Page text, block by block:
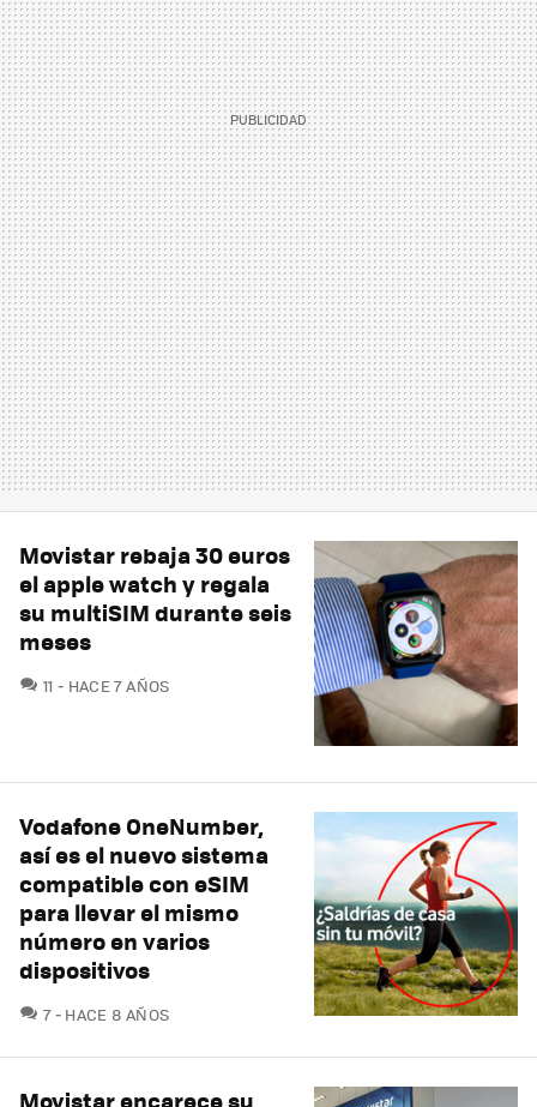
Movistar rebaja 30 euros
el apple watch y regala
su multiSIM durante seis
meses
11 COMENTARIOS
HACE 7 AÑOS
Vodafone OneNumber,
así es el nuevo sistema
compatible con eSIM
para llevar el mismo
número en varios
dispositivos
7COMENTARIOS
HACE 8 AÑOS
Movistar encarece su